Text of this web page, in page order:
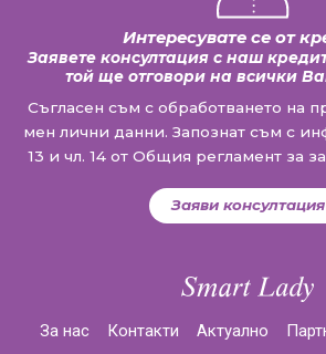
Интересувате се от
Заявете консултация с наш
той ще отговори на всички
Съгласен съм с обработването на
мен лични данни. Запознат съм с
13 и чл. 14 от Общия регламент за
Заяви консултация
За нас Контакти Актуално